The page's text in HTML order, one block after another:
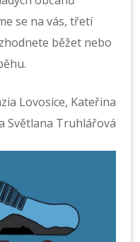
se na vás, třetí
běžet nebo
Lovosice, Kateřina
Světlana Truhlářová